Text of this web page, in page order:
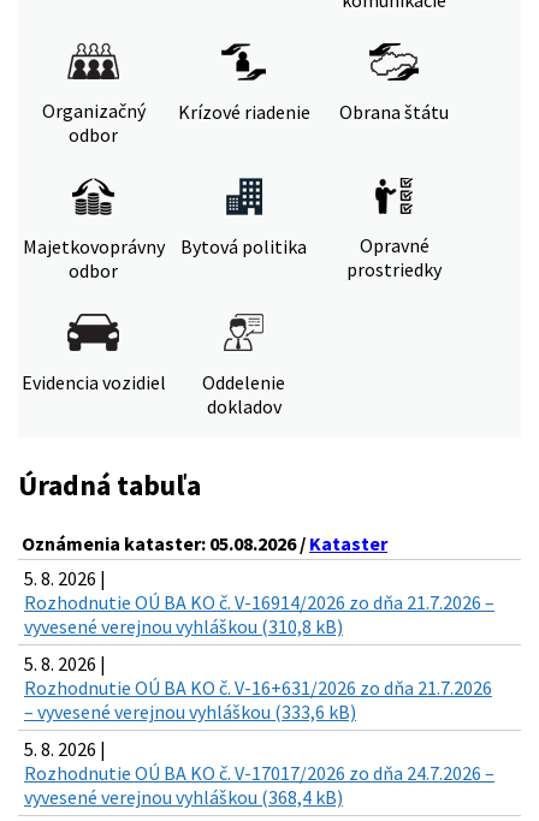
Organizačný
odbor
Krízové riadenie Obrana štátu
Majetkovoprávny
odbor
Bytová politika
Opravné
prostriedky
Evidencia vozidiel
Oddelenie
dokladov
Úradná tabuľa
Oznámenia kataster: 05.08.2026 / Kataster
5. 8. 2026 |
Rozhodnutie OÚ BA KO č. V-16914/2026 zo dňa 21.7.2026 –
vyvesené verejnou vyhláškou (310,8 kB)
5. 8. 2026 |
Rozhodnutie OÚ BA KO č. V-16+631/2026 zo dňa 21.7.2026
– vyvesené verejnou vyhláškou (333,6 kB)
5. 8. 2026 |
Rozhodnutie OÚ BA KO č. V-17017/2026 zo dňa 24.7.2026 –
vyvesené verejnou vyhláškou (368,4 kB)